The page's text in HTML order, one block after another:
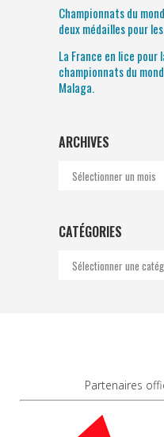
Championnats du
deux médailles pour
La France en lice
championnats du
Malaga.
ARCHIVES
Archives
CATÉGORIES
Catégories
Partenaires